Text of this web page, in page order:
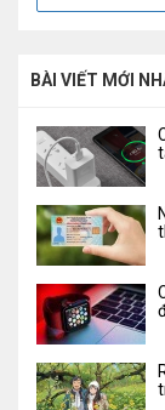
BÀI VIẾT MỚI